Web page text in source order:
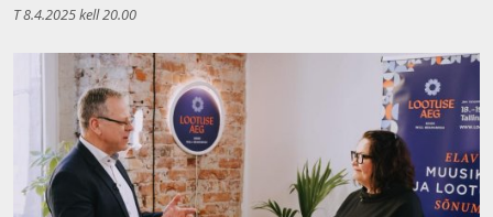
T 8.4.2025 kell 20.00